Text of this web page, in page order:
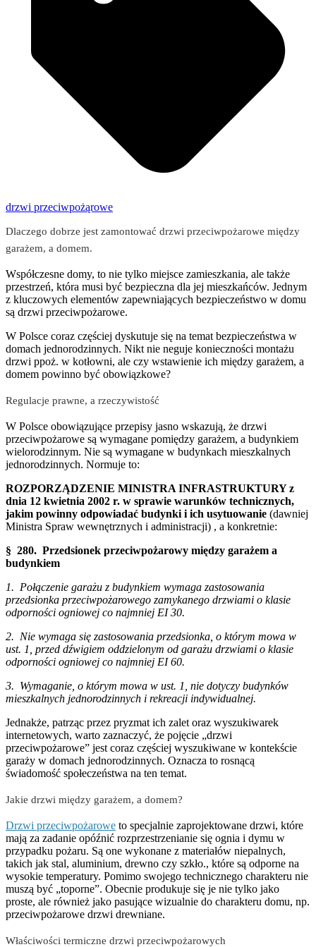
drzwi przeciwpożąrowe
Dlaczego dobrze jest zamontować drzwi przeciwpożarowe między
garażem, a domem.
Współczesne domy, to nie tylko miejsce zamieszkania, ale także
przestrzeń, która musi być bezpieczna dla jej mieszkańców. Jednym
z kluczowych elementów zapewniających bezpieczeństwo w domu
są drzwi przeciwpożarowe.
W Polsce coraz częściej dyskutuje się na temat bezpieczeństwa w
domach jednorodzinnych. Nikt nie neguje konieczności montażu
drzwi ppoż. w kotłowni, ale czy wstawienie ich między garażem, a
domem powinno być obowiązkowe?
Regulacje prawne, a rzeczywistość
W Polsce obowiązujące przepisy jasno wskazują, że drzwi
przeciwpożarowe są wymagane pomiędzy garażem, a budynkiem
wielorodzinnym. Nie są wymagane w budynkach mieszkalnych
jednorodzinnych. Normuje to:
ROZPORZĄDZENIE MINISTRA INFRASTRUKTURY z
dnia 12 kwietnia 2002 r. w sprawie warunków technicznych,
jakim powinny odpowiadać budynki i ich usytuowanie (dawniej
Ministra Spraw wewnętrznych i administracji) , a konkretnie:
§ 280. Przedsionek przeciwpożarowy między garażem a
budynkiem
1. Połączenie garażu z budynkiem wymaga zastosowania
przedsionka przeciwpożarowego zamykanego drzwiami o klasie
odporności ogniowej co najmniej EI 30.
2. Nie wymaga się zastosowania przedsionka, o którym mowa w
ust. 1, przed dźwigiem oddzielonym od garażu drzwiami o klasie
odporności ogniowej co najmniej EI 60.
3. Wymaganie, o którym mowa w ust. 1, nie dotyczy budynków
mieszkalnych jednorodzinnych i rekreacji indywidualnej.
Jednakże, patrząc przez pryzmat ich zalet oraz wyszukiwarek
internetowych, warto zaznaczyć, że pojęcie „drzwi
przeciwpożarowe” jest coraz częściej wyszukiwane w kontekście
garaży w domach jednorodzinnych. Oznacza to rosnącą
świadomość społeczeństwa na ten temat.
Jakie drzwi między garażem, a domem?
Drzwi przeciwpożarowe to specjalnie zaprojektowane drzwi, które
mają za zadanie opóźnić rozprzestrzenianie się ognia i dymu w
przypadku pożaru. Są one wykonane z materiałów niepalnych,
takich jak stal, aluminium, drewno czy szkło., które są odporne na
wysokie temperatury. Pomimo swojego technicznego charakteru nie
muszą być „toporne”. Obecnie produkuje się je nie tylko jako
proste, ale również jako pasujące wizualnie do charakteru domu, np.
przeciwpożarowe drzwi drewniane.
Właściwości termiczne drzwi przeciwpożarowych